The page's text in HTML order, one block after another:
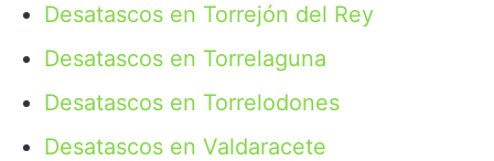
Desatascos en Torrejón del Rey
Desatascos en Torrelaguna
Desatascos en Torrelodones
Desatascos en Valdaracete